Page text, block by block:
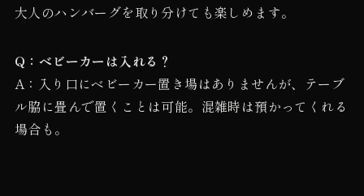
大人のハンバーグを取り分けても楽しめます。
Q：ベビーカーは入れる？
A：入り口にベビーカー置き場はありませんが、テーブ
ル脇に畳んで置くことは可能。混雑時は預かってくれる
場合も。